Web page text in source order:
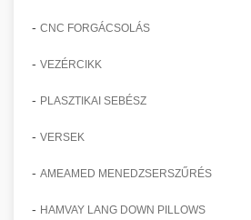
- CNC FORGÁCSOLÁS
- VEZÉRCIKK
- PLASZTIKAI SEBÉSZ
- VERSEK
- AMEAMED MENEDZSERSZŰRÉS
- HAMVAY LANG DOWN PILLOWS